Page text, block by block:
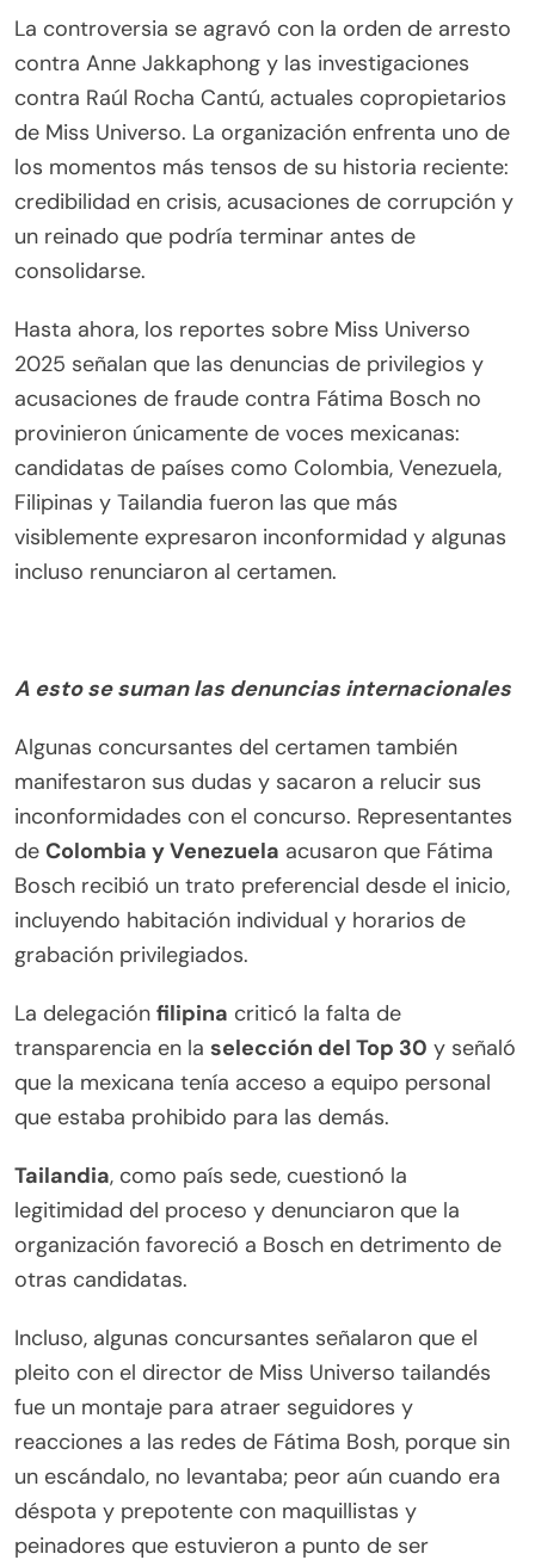
La controversia se agravó con la orden de arresto
contra Anne Jakkaphong y las investigaciones
contra Raúl Rocha Cantú, actuales copropietarios
de Miss Universo. La organización enfrenta uno de
los momentos más tensos de su historia reciente:
credibilidad en crisis, acusaciones de corrupción y
un reinado que podría terminar antes de
consolidarse.
Hasta ahora, los reportes sobre Miss Universo
2025 señalan que las denuncias de privilegios y
acusaciones de fraude contra Fátima Bosch no
provinieron únicamente de voces mexicanas:
candidatas de países como Colombia, Venezuela,
Filipinas y Tailandia fueron las que más
visiblemente expresaron inconformidad y algunas
incluso renunciaron al certamen.
A esto se suman las denuncias internacionales
Algunas concursantes del certamen también
manifestaron sus dudas y sacaron a relucir sus
inconformidades con el concurso. Representantes
de Colombia y Venezuela acusaron que Fátima
Bosch recibió un trato preferencial desde el inicio,
incluyendo habitación individual y horarios de
grabación privilegiados.
La delegación filipina criticó la falta de
transparencia en la selección del Top 30 y señaló
que la mexicana tenía acceso a equipo personal
que estaba prohibido para las demás.
Tailandia, como país sede, cuestionó la
legitimidad del proceso y denunciaron que la
organización favoreció a Bosch en detrimento de
otras candidatas.
Incluso, algunas concursantes señalaron que el
pleito con el director de Miss Universo tailandés
fue un montaje para atraer seguidores y
reacciones a las redes de Fátima Bosh, porque sin
un escándalo, no levantaba; peor aún cuando era
déspota y prepotente con maquillistas y
peinadores que estuvieron a punto de ser